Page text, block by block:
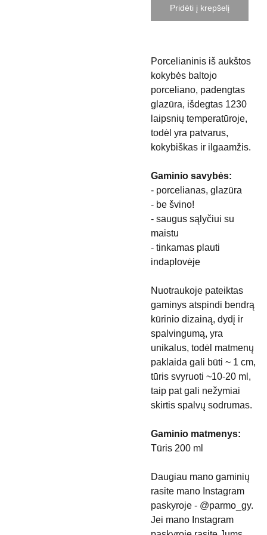
Pridėti į krepšelį
Porcelianinis iš aukštos
kokybės baltojo
porceliano, padengtas
glazūra, išdegtas 1230
laipsnių temperatūroje,
todėl yra patvarus,
kokybiškas ir ilgaamžis.
Gaminio savybės:
- porcelianas, glazūra
- be švino!
- saugus sąlyčiui su
maistu
- tinkamas plauti
indaplovėje
Nuotraukoje pateiktas
gaminys atspindi bendrą
kūrinio dizainą, dydį ir
spalvingumą, yra
unikalus, todėl matmenų
paklaida gali būti ~ 1 cm,
tūris svyruoti ~10-20 ml,
taip pat gali nežymiai
skirtis spalvų sodrumas.
Gaminio matmenys:
Tūris 200 ml
Daugiau mano gaminių
rasite mano Instagram
paskyroje - @parmo_gy.
Jei mano Instagram